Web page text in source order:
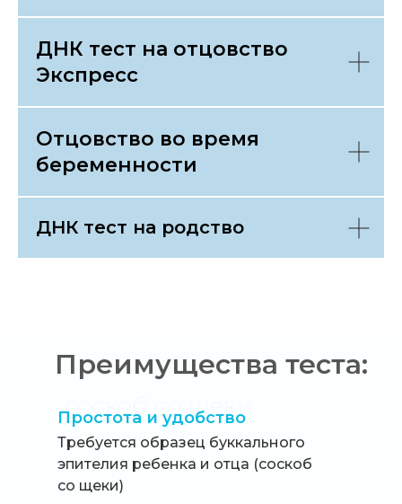
ДНК тест на отцовство
Экспресс
Отцовство во время
беременности
ДНК тест на родство
соскоб со щеки
Простота и удобство
Требуется образец буккального
эпителия ребенка и отца (соскоб
со щеки)
Преимущества теста: